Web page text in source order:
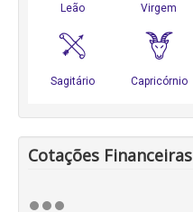
Cotações Financeiras